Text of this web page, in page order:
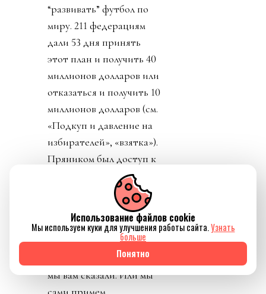
“развивать” футбол по
миру. 211 федерациям
дали 53 дня принять
этот план и получить 40
миллионов долларов или
отказаться и получить 10
миллионов долларов (см.
«Подкуп и давление на
избирателей», «взятка»).
Пряником был доступ к
обещанию получить 10
миллиардов долларов на
Новый год 1 января 2027.
Право на мнение
никому, конечно, не
дали. Принимайте как
мы вам сказали. Или мы
Использование файлов cookie
Мы используем куки для улучшения работы сайта.Узнать
больше
Понятно